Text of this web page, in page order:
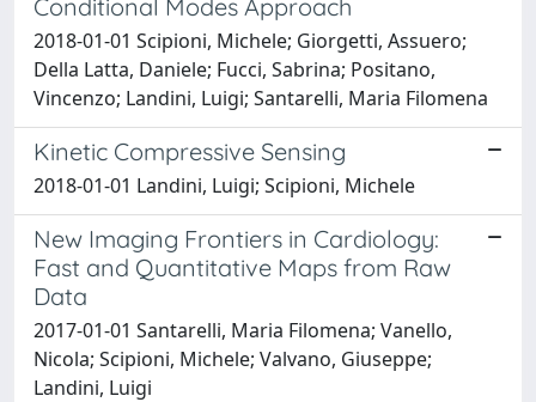
Conditional Modes Approach
2018-01-01 Scipioni, Michele; Giorgetti, Assuero;
Della Latta, Daniele; Fucci, Sabrina; Positano,
Vincenzo; Landini, Luigi; Santarelli, Maria Filomena
Kinetic Compressive Sensing
2018-01-01 Landini, Luigi; Scipioni, Michele
New Imaging Frontiers in Cardiology:
Fast and Quantitative Maps from Raw
Data
2017-01-01 Santarelli, Maria Filomena; Vanello,
Nicola; Scipioni, Michele; Valvano, Giuseppe;
Landini, Luigi